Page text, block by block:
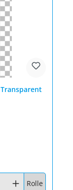
benutze die
Rolle